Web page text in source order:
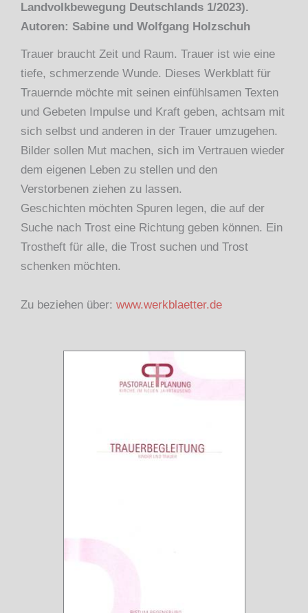
Landvolkbewegung Deutschlands 1/2023).
Autoren: Sabine und Wolfgang Holzschuh
Trauer braucht Zeit und Raum. Trauer ist wie eine
tiefe, schmerzende Wunde. Dieses Werkblatt für
Trauernde möchte mit seinen einfühlsamen Texten
und Gebeten Impulse und Kraft geben, achtsam mit
sich selbst und anderen in der Trauer umzugehen.
Bilder sollen Mut machen, sich im Vertrauen wieder
dem eigenen Leben zu stellen und den
Verstorbenen ziehen zu lassen.
Geschichten möchten Spuren legen, die auf der
Suche nach Trost eine Richtung geben können. Ein
Trostheft für alle, die Trost suchen und Trost
schenken möchten.
Zu beziehen über: www.werkblaetter.de